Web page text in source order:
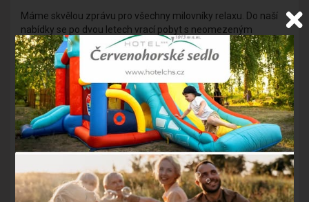
Máme skvělou zprávu pro všechny milovníky relaxu. Do naší
nabídky se po dvou letech vrací pobyt s neomezeným
vstupem do wellness, platný ve vybraných termínech během
března a dubna.
Čeká na vás pohodlné ubytování, bohatá polopenze formou
bufetu nebo servírovaná večeře a především neomezený
odpočinek v bazénu a hotelovém wellness.
Jaro na horách má navíc své kouzlo – klidnější atmosféru,
krásnou přírodu Jeseníků a ideální podmínky pro odpočinek i
výlety do okolí. Aktuálně si stále můžete užít také lyžování.
Pobyt na 2 noci:https://www.hotelchs.cz/cs/pobyty-